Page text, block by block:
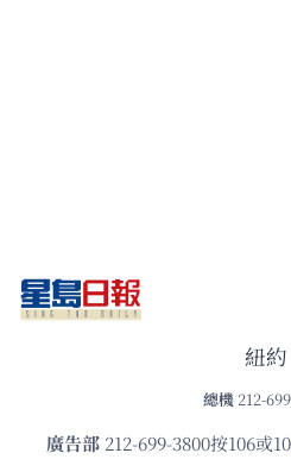
紐約
總機 212-
廣告部212-699-3800按106或